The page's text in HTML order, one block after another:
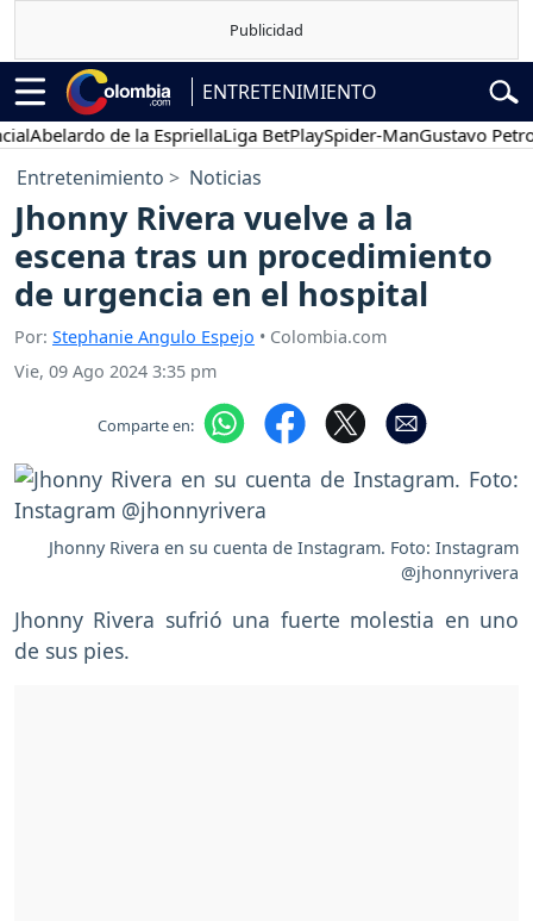
ENTRETENIMIENTO
de la EspriellaLiga BetPlaySpider-ManGustavo Petro
Entretenimiento Noticias
Jhonny Rivera vuelve a la
escena tras un procedimiento
de urgencia en el hospital
Por: Stephanie Angulo Espejo • Colombia.com
Vie, 09 Ago 2024 3:35 pm
Comparte en:
Jhonny Rivera en su cuenta de Instagram. Foto: Instagram
@jhonnyrivera
Jhonny Rivera sufrió una fuerte molestia en uno
de sus pies.